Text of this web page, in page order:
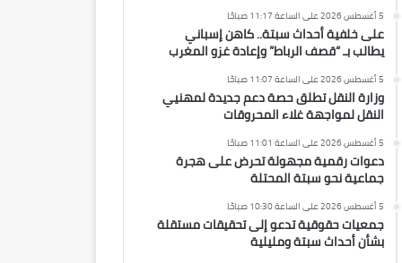
5 أغسطس 2026 على الساعة 11:17 صباحًا
على خلفية أحداث سبتة.. كاهن إسباني
يطالب بـ “قصف الرباط” وإعادة غزو المغرب
5 أغسطس 2026 على الساعة 11:07 صباحًا
وزارة النقل تطلق حصة دعم جديدة لمهنيي
النقل لمواجهة غلاء المحروقات
5 أغسطس 2026 على الساعة 11:01 صباحًا
دعوات رقمية مجهولة تحرض على هجرة
جماعية نحو سبتة المحتلة
5 أغسطس 2026 على الساعة 10:30 صباحًا
جمعيات حقوقية تدعو إلى تحقيقات مستقلة
بشأن أحداث سبتة ومليلية